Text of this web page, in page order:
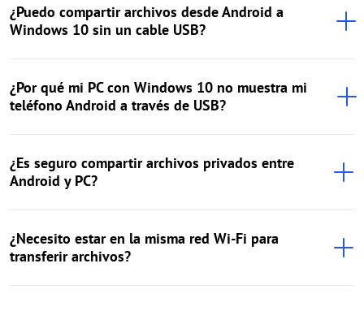
¿Puedo compartir archivos desde Android a
Windows 10 sin un cable USB?
¿Por qué mi PC con Windows 10 no muestra mi
teléfono Android a través de USB?
¿Es seguro compartir archivos privados entre
Android y PC?
¿Necesito estar en la misma red Wi-Fi para
transferir archivos?